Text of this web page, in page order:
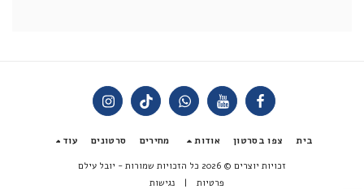
בית צפו בסרטון אודות מחירים סרטונים עוד
זכויות יוצרים © 2026 כל הזכויות שמורות -
יובל עילם
פרטיות | נגישות